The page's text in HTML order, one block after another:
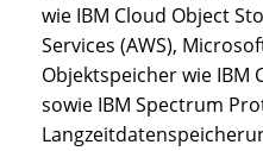
wie IBM Cloud Object
Services (AWS),
Objektspeicher wie IBM
sowie IBM Spectrum